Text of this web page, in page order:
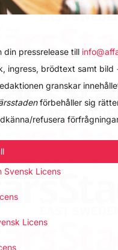
din pressrelease till
ingress, brödtext samt bild
granskar
förbehåller sig
refusera
Svensk Licens
Licens